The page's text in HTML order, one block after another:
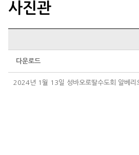
사진관
다운로드
2024년 1월 13일 성바오로딸수도회 알베리